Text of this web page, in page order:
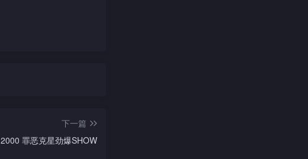
下一篇
2000 罪恶克星劲爆SHOW